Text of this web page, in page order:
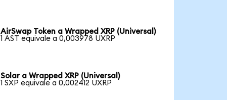
AirSwap Token a Wrapped XRP (Universal)
1 AST equivale a 0,003978 UXRP
Solar a Wrapped XRP (Universal)
1 SXP equivale a 0,002412 UXRP